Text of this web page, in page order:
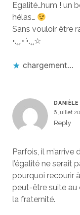
Egalité…hum ! un
hélas…
Sans vouloir être
•.¸¸.• •.¸¸☆
chargement…
6 juillet
Reply
Parfois, il
l’égalité ne serait
pourquoi recourir
peut-être suite au
la fraternité.